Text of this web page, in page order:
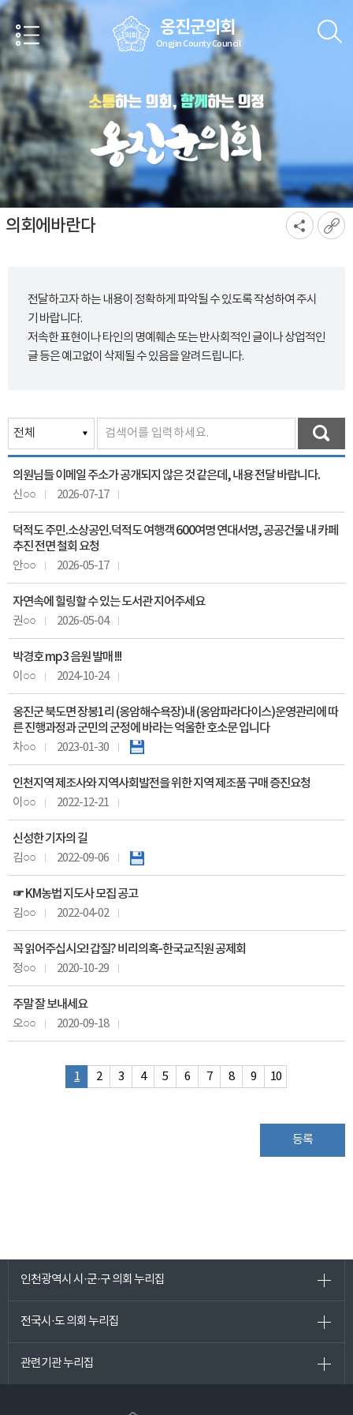
본문바로가기
옹진군의회
Ongjin County Council
의회에바란다
전달하고자 하는 내용이 정확하게 파악될 수 있도록 작성하여 주시
기 바랍니다.
저속한 표현이나 타인의 명예훼손 또는 반사회적인 글이나 상업적인
글 등은 예고없이 삭제될 수 있음을 알려드립니다.
의원님들 이메일 주소가 공개되지 않은 것 같은데, 내용 전달 바랍니다.
신○○ 2026-07-17
덕적도 주민.소상공인.덕적도 여행객 600여명 연대서명, 공공건물 내 카페
추진 전면 철회 요청
안○○ 2026-05-17
자연속에 힐링할 수 있는 도서관 지어주세요
권○○ 2026-05-04
박경호 mp3 음원 발매 !!!
이○○ 2024-10-24
옹진군 북도면 장봉1리 (옹암해수욕장)내 (옹암파라다이스)운영관리에 따
른 진행과정과 군민의 군정에 바라는 억울한 호소문 입니다
차○○ 2023-01-30
인천지역 제조사와 지역사회발전을 위한 지역 제조품 구매 증진요청
이○○ 2022-12-21
신성한 기자의 길
김○○ 2022-09-06
☞ KM농법 지도사 모집 공고
김○○ 2022-04-02
꼭 읽어주십시오! 갑질? 비리의혹-한국교직원 공제회
정○○ 2020-10-29
주말 잘 보내세요
오○○ 2020-09-18
1 2 3 4 5 6 7 8 9 10
등록
인천광역시 시·군·구 의회 누리집
전국시·도 의회 누리집
관련기관 누리집